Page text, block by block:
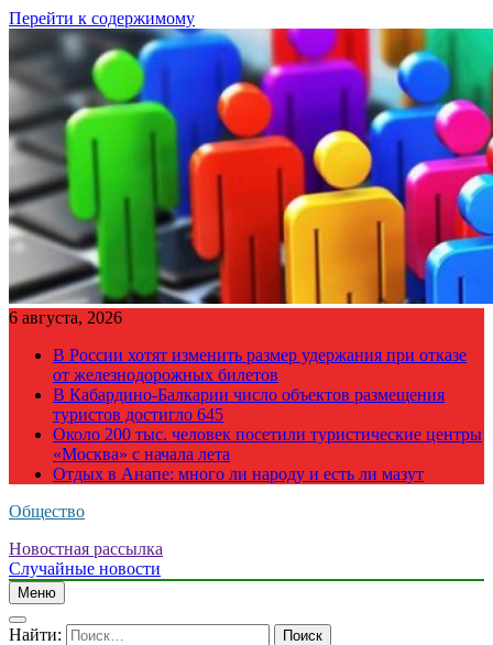
Перейти к содержимому
6 августа, 2026
В России хотят изменить размер удержания при отказе
от железнодорожных билетов
В Кабардино-Балкарии число объектов размещения
туристов достигло 645
Около 200 тыс. человек посетили туристические центры
«Москва» с начала лета
Отдых в Анапе: много ли народу и есть ли мазут
Общество
Новостная рассылка
Случайные новости
Меню
Найти: